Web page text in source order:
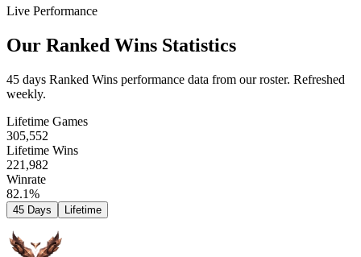
Live Performance
Our Ranked Wins Statistics
45 days Ranked Wins performance data from our roster. Refreshed
weekly.
Lifetime Games
305,552
Lifetime Wins
221,982
Winrate
82.1%
45 Days Lifetime